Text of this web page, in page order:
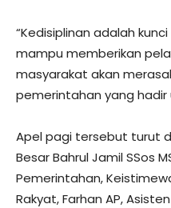
“Kedisiplinan adalah
mampu memberikan
masyarakat akan
pemerintahan yang hadir
Apel pagi tersebut turut
Besar Bahrul Jamil SSos
Pemerintahan,
Rakyat, Farhan AP,